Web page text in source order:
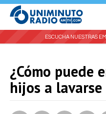
ESCUCHA NUESTRAS
¿Cómo puede
hijos a lavarse